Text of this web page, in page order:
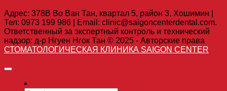
Адрес: 378B Во Ван Тан, квартал 5, район 3, Хошимин |
Тел: 0973 199 986 | Email: clinic@saigoncenterdental.com.
Ответственный за экспертный контроль и технический
надзор: д-р Нгуен Нгок Тан © 2025 - Авторские права
СТОМАТОЛОГИЧЕСКАЯ КЛИНИКА SAIGON CENTER